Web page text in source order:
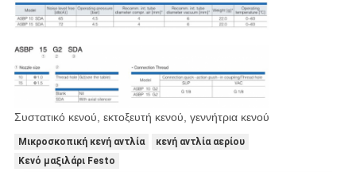
Συστατικό κενού, εκτοξευτή κενού, γεννήτρια κενού
Μικροσκοπική κενή αντλία
κενή αντλία αερίου
Κενό μαξιλάρι Festo